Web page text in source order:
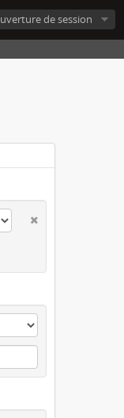
de session